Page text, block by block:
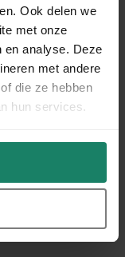
Ook delen we
met onze
en analyse. Deze
met andere
die ze hebben
hun services.